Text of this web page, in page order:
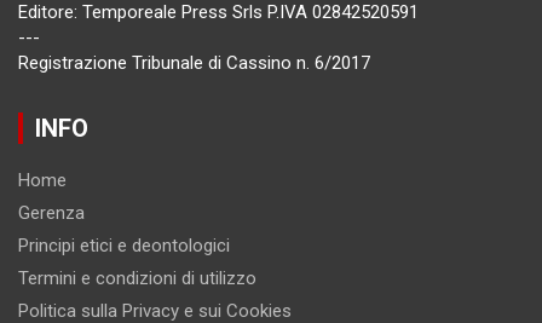
Editore: Temporeale Press Srls P.IVA 02842520591
---
Registrazione Tribunale di Cassino n. 6/2017
INFO
Home
Gerenza
Principi etici e deontologici
Termini e condizioni di utilizzo
Politica sulla Privacy e sui Cookies